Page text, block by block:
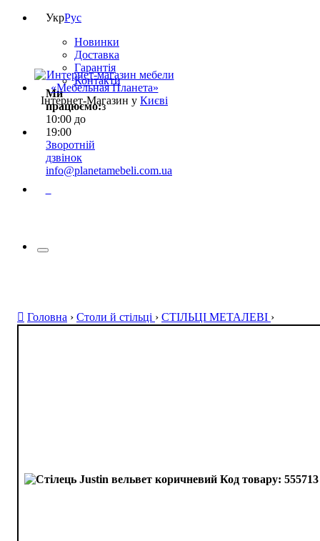
УкрРус
Новинки
Доставка
Гарантія
Контакти
Ми
працюємо:з
10:00 до
19:00
Зворотній
дзвінок
info@planetamebeli.com.ua
Інтернет-Магазин у Києві
Головна › Столи й стільці › СТІЛЬЦІ МЕТАЛЕВІ ›